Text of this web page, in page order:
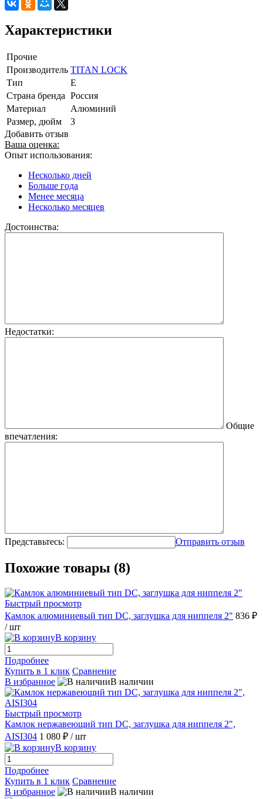
Характеристики
Прочие
Производитель TITAN LOCK
Тип
E
Страна бренда Россия
Материал
Алюминий
Размер, дюйм
3
Добавить отзыв
Ваша оценка:
Опыт использования:
Несколько дней
Больше года
Менее месяца
Несколько месяцев
Достоинства:
Недостатки:
Общие
впечатления:
Представьтесь: Отправить отзыв
Похожие товары (8)
Быстрый просмотр
Камлок алюминиевый тип DC, заглушка для ниппеля 2" 836 ₽
/ шт
В корзину
Подробнее
Купить в 1 клик Сравнение
В избранное
В наличии
Быстрый просмотр
Камлок нержавеющий тип DC, заглушка для ниппеля 2",
AISI304 1 080 ₽ / шт
В корзину
Подробнее
Купить в 1 клик Сравнение
В избранное
В наличии